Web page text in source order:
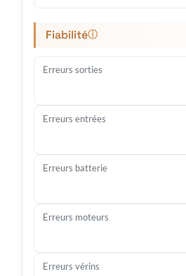
Fiabilitéⓘ
Erreurs sorties
Erreurs entrées
Erreurs batterie
Erreurs moteurs
Erreurs vérins